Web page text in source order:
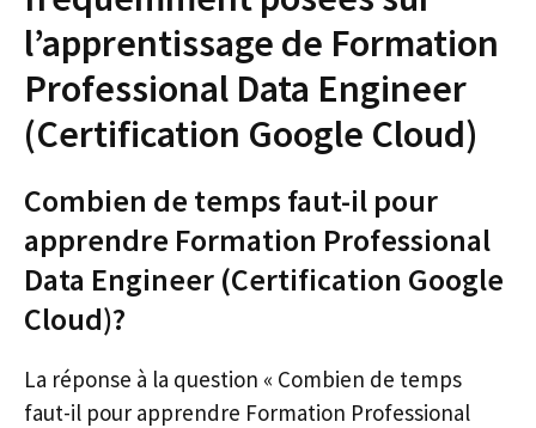
l’apprentissage de Formation
Professional Data Engineer
(Certification Google Cloud)
Combien de temps faut-il pour
apprendre Formation Professional
Data Engineer (Certification Google
Cloud)?
La réponse à la question « Combien de temps
faut-il pour apprendre Formation Professional